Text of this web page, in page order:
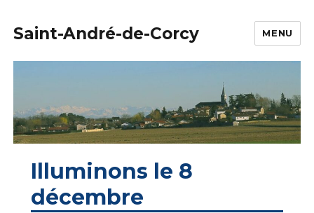
Saint-André-de-Corcy MENU
Illuminons le 8
décembre